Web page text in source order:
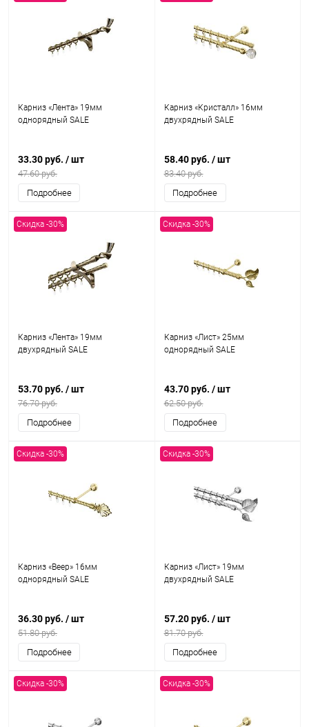
Карниз «Лента» 19мм
однорядный SALE
33.30 руб. / шт
47.60 руб.
Подробнее
Карниз «Кристалл» 16мм
двухрядный SALE
58.40 руб. / шт
83.40 руб.
Подробнее
Скидка -30%
Карниз «Лента» 19мм
двухрядный SALE
53.70 руб. / шт
76.70 руб.
Подробнее
Скидка -30%
Карниз «Лист» 25мм
однорядный SALE
43.70 руб. / шт
62.50 руб.
Подробнее
Скидка -30%
Карниз «Веер» 16мм
однорядный SALE
36.30 руб. / шт
51.80 руб.
Подробнее
Скидка -30%
Карниз «Лист» 19мм
двухрядный SALE
57.20 руб. / шт
81.70 руб.
Подробнее
Скидка -30% Скидка -30%